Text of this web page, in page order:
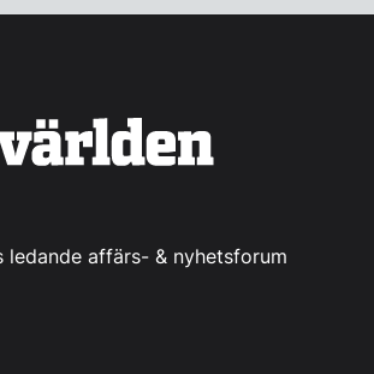
ledande affärs- & nyhetsforum